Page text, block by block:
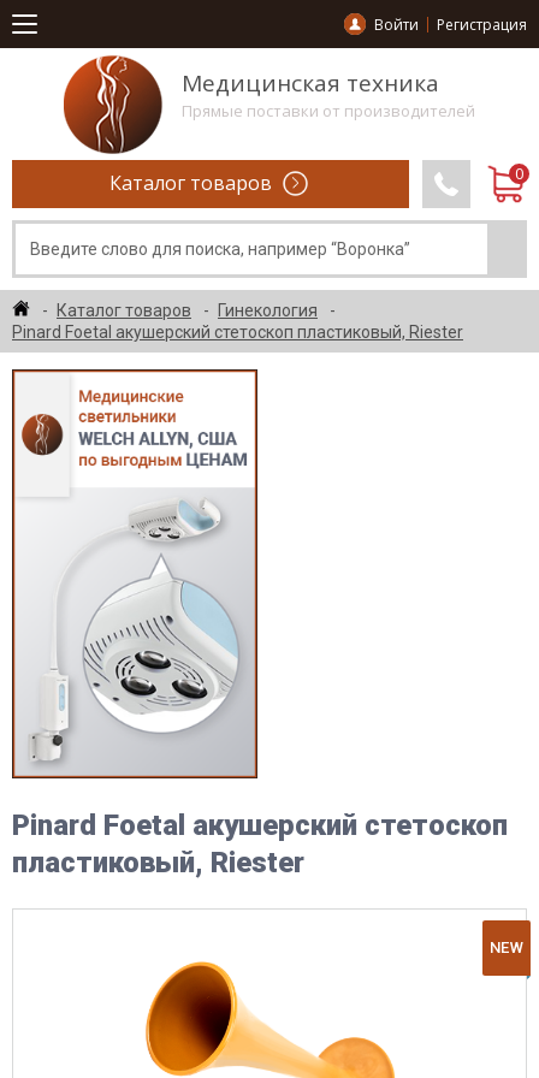
Войти Регистрация
Медицинская техника
Прямые поставки от производителей
Каталог товаров
Каталог товаров
Гинекология
Pinard Foetal акушерский стетоскоп пластиковый, Riester
Pinard Foetal акушерский стетоскоп
пластиковый, Riester
NEW